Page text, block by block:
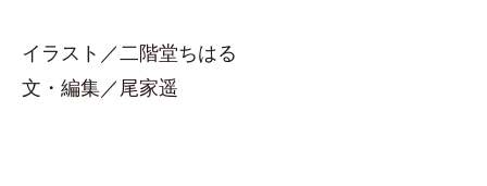
イラスト／二階堂ちはる
文・編集／尾家遥